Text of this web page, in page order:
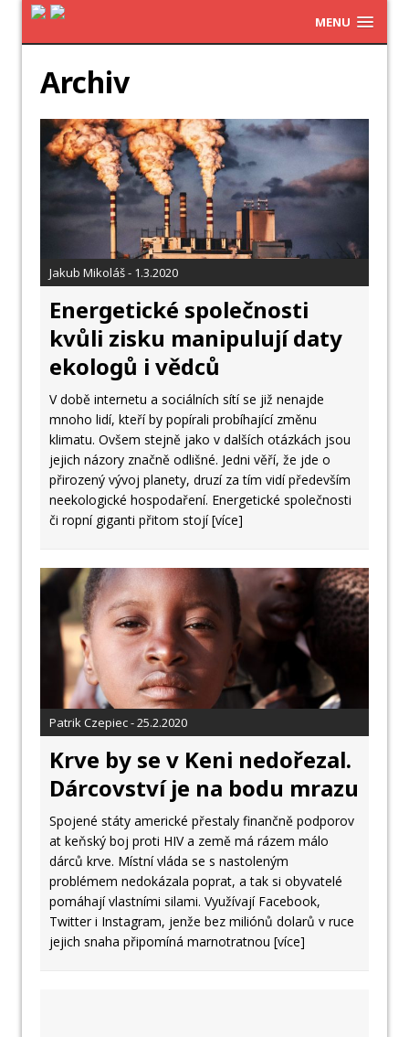
MENU
Archiv
Jakub Mikoláš - 1.3.2020
Energetické společnosti
kvůli zisku manipulují daty
ekologů i vědců
V době internetu a sociálních sítí se již nenajde
mnoho lidí, kteří by popírali probíhající změnu
klimatu. Ovšem stejně jako v dalších otázkách jsou
jejich názory značně odlišné. Jedni věří, že jde o
přirozený vývoj planety, druzí za tím vidí především
neekologické hospodaření. Energetické společnosti
či ropní giganti přitom stojí[více]
Patrik Czepiec - 25.2.2020
Krve by se v Keni nedořezal.
Dárcovství je na bodu mrazu
Spojené státy americké přestaly finančně podporov
at keňský boj proti HIV a země má rázem málo
dárců krve. Místní vláda se s nastoleným
problémem nedokázala poprat, a tak si obyvatelé
pomáhají vlastními silami. Využívají Facebook,
Twitter i Instagram, jenže bez miliónů dolarů v ruce
jejich snaha připomíná marnotratnou [více]